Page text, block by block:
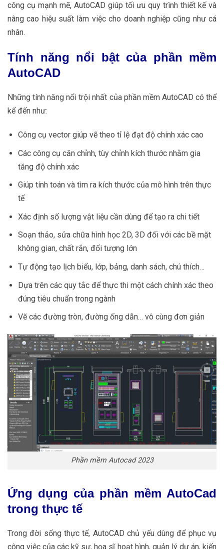
công cụ mạnh mẽ, AutoCAD giúp tối ưu quy trình thiết kế và
nâng cao hiệu suất làm việc cho doanh nghiệp cũng như cá
nhân.
Tính năng nổi bật của phần mềm
AutoCAD
Những tính năng nổi trội nhất của phần mềm AutoCAD có thể
kể đến như:
Công cụ vector giúp vẽ theo tỉ lệ đạt độ chính xác cao
Các công cụ căn chỉnh, tùy chỉnh kích thước nhằm gia
tăng độ chính xác
Giúp tính toán và tìm ra kích thước của mô hình trên thực
tế
Xác định số lượng vật liệu cần dùng để tạo ra chi tiết
Soạn thảo, sửa chữa hình học 2D, 3D đối với các bề mặt
không gian, chất rắn, đối tượng lớn
Tự động tạo lịch biểu, lớp, bảng, danh sách, chú thích…
Dựa trên các quy tắc để thực thi một cách chính xác theo
đúng tiêu chuẩn trong ngành
Vẽ các đường tròn, đường ống dẫn… vô cùng đơn giản
Phần mềm Autocad 2023
Ứng dụng của phần mềm AutoCad
trong thực tế
Trong đời sống thực tế, AutoCAD chủ yếu dùng để phục vụ
công việc của các kỹ sư, họa sĩ hoạt hình, quản lý dự án, kiến